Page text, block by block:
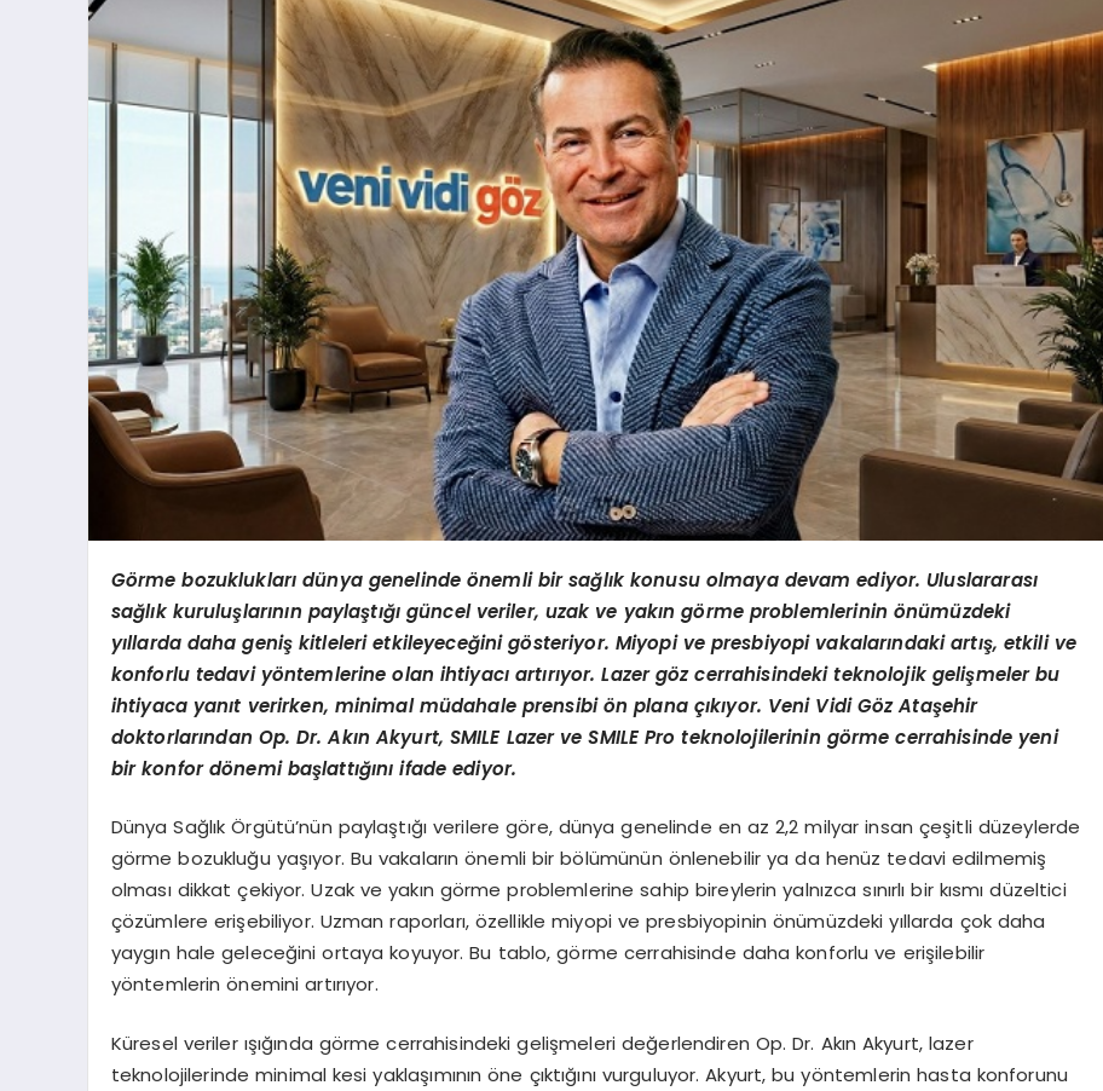
Görme bozuklukları dünya genelindeönemli bir sağlık konusu olmaya devam ediyor. Uluslararası
sağlık kuruluşlarının paylaştığı güncel veriler, uzak ve yakın görme problemlerinin önümüzdeki
yıllarda daha geniş kitleleri etkileyeceğini gösteriyor. Miyopi ve presbiyopi vakalarındaki artış, etkili ve
konforlu tedavi yöntemlerine olan ihtiyacı artırıyor. Lazer göz cerrahisindeki teknolojik gelişmeler bu
ihtiyaca yanıt verirken, minimal müdahale prensibiön plana çıkıyor. Veni Vidi Göz Ataşehir
doktorlarından Op. Dr. Akın Akyurt, SMILE Lazer ve SMILE Pro teknolojilerinin görme cerrahisinde yeni
bir konfor dönemi başlattığını ifade ediyor.
Dünya Sağlık Örgütü’nün paylaştığı verilere göre, dünya genelinde en az 2,2 milyar insan çeşitli düzeylerde
görme bozukluğu yaşıyor. Bu vakaların önemli bir bölümünün önlenebilir ya da henüz tedavi edilmemiş
olması dikkat çekiyor. Uzak ve yakın görme problemlerine sahip bireylerin yalnızca sınırlı bir kısmı düzeltici
çözümlere erişebiliyor. Uzman raporları, özellikle miyopi ve presbiyopinin önümüzdeki yıllarda çok daha
yaygın hale geleceğini ortaya koyuyor. Bu tablo, görme cerrahisinde daha konforlu ve erişilebilir
yöntemlerin önemini artırıyor.
Küresel veriler ışığında görme cerrahisindeki gelişmeleri değerlendiren Op. Dr. Akın Akyurt, lazer
teknolojilerinde minimal kesi yaklaşımının öne çıktığını vurguluyor. Akyurt, bu yöntemlerin hasta konforunu